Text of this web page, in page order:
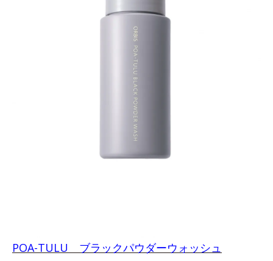
POA-TULU ブラックパウダーウォッシュ